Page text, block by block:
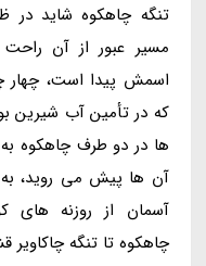
تنگه چاهکوه شاید در
مسیر عبور از آن
اسمش پیدا است،
که در تأمین آب شیرین
ها در دو طرف چاهکوه به
آن ها پیش می روید،
آسمان از روزنه های
چاهکوه تا تنگه چاکاویر قشم 7.2 کیلومتر (13